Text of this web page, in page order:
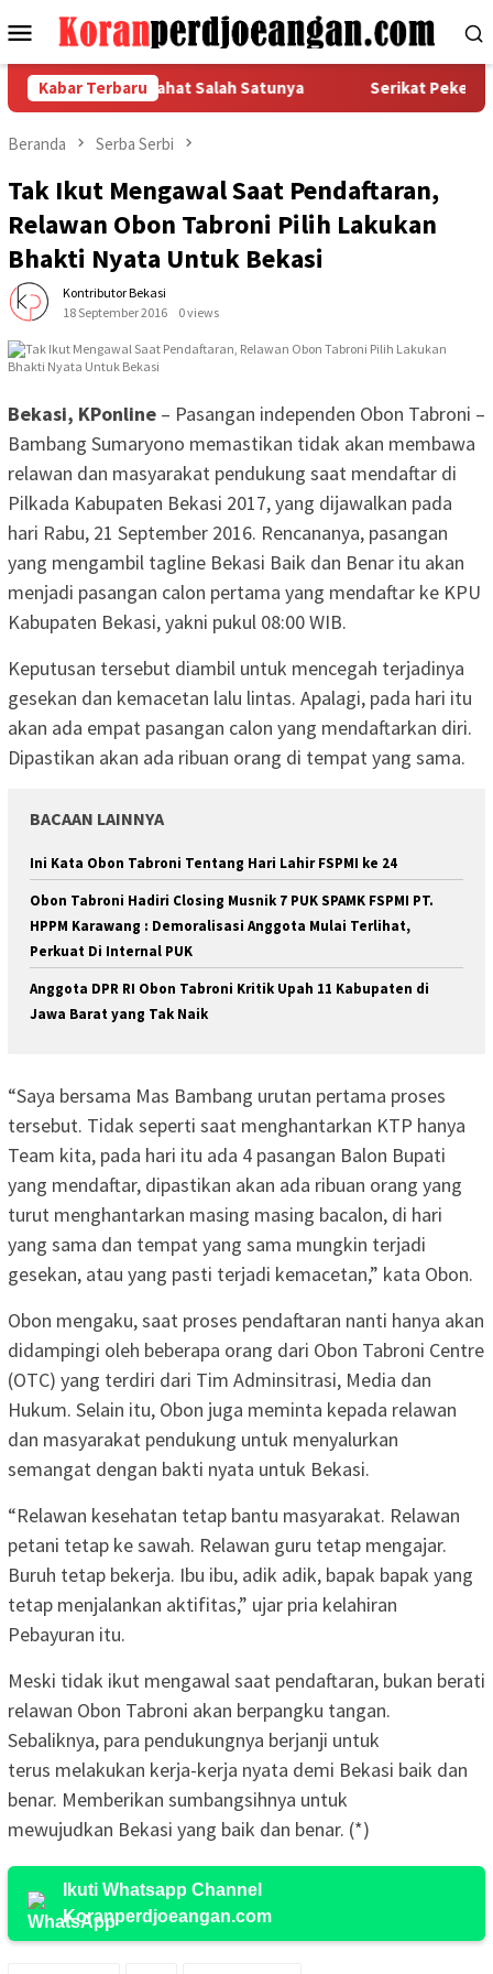
ke
Menu
Mobile
Kabar Terbaru
Pekerja, Istirahat Salah Satunya Serikat Pekerja
Beranda Serba Serbi
Tak Ikut Mengawal Saat Pendaftaran,
Relawan Obon Tabroni Pilih Lakukan
Bhakti Nyata Untuk Bekasi
Kontributor Bekasi
18 September 2016
0 views
Bekasi, KPonline – Pasangan independen Obon Tabroni –
Bambang Sumaryono memastikan tidak akan membawa
relawan dan masyarakat pendukung saat mendaftar di
Pilkada Kabupaten Bekasi 2017, yang dijawalkan pada
hari Rabu, 21 September 2016. Rencananya, pasangan
yang mengambil tagline Bekasi Baik dan Benar itu akan
menjadi pasangan calon pertama yang mendaftar ke KPU
Kabupaten Bekasi, yakni pukul 08:00 WIB.
Keputusan tersebut diambil untuk mencegah terjadinya
gesekan dan kemacetan lalu lintas. Apalagi, pada hari itu
akan ada empat pasangan calon yang mendaftarkan diri.
Dipastikan akan ada ribuan orang di tempat yang sama.
BACAAN LAINNYA
Ini Kata Obon Tabroni Tentang Hari Lahir FSPMI ke 24
Obon Tabroni Hadiri Closing Musnik 7 PUK SPAMK FSPMI PT.
HPPM Karawang : Demoralisasi Anggota Mulai Terlihat,
Perkuat Di Internal PUK
Anggota DPR RI Obon Tabroni Kritik Upah 11 Kabupaten di
Jawa Barat yang Tak Naik
“Saya bersama Mas Bambang urutan pertama proses
tersebut. Tidak seperti saat menghantarkan KTP hanya
Team kita, pada hari itu ada 4 pasangan Balon Bupati
yang mendaftar, dipastikan akan ada ribuan orang yang
turut menghantarkan masing masing bacalon, di hari
yang sama dan tempat yang sama mungkin terjadi
gesekan, atau yang pasti terjadi kemacetan,” kata Obon.
Obon mengaku, saat proses pendaftaran nanti hanya akan
didampingi oleh beberapa orang dari Obon Tabroni Centre
(OTC) yang terdiri dari Tim Adminsitrasi, Media dan
Hukum. Selain itu, Obon juga meminta kepada relawan
dan masyarakat pendukung untuk menyalurkan
semangat dengan bakti nyata untuk Bekasi.
“Relawan kesehatan tetap bantu masyarakat. Relawan
petani tetap ke sawah. Relawan guru tetap mengajar.
Buruh tetap bekerja. Ibu ibu, adik adik, bapak bapak yang
tetap menjalankan aktifitas,” ujar pria kelahiran
Pebayuran itu.
Meski tidak ikut mengawal saat pendaftaran, bukan berati
relawan Obon Tabroni akan berpangku tangan.
Sebaliknya, para pendukungnya berjanji untuk
terus melakukan kerja-kerja nyata demi Bekasi baik dan
benar. Memberikan sumbangsihnya untuk
mewujudkan Bekasi yang baik dan benar. (*)
Ikuti Whatsapp Channel
Koranperdjoeangan.com